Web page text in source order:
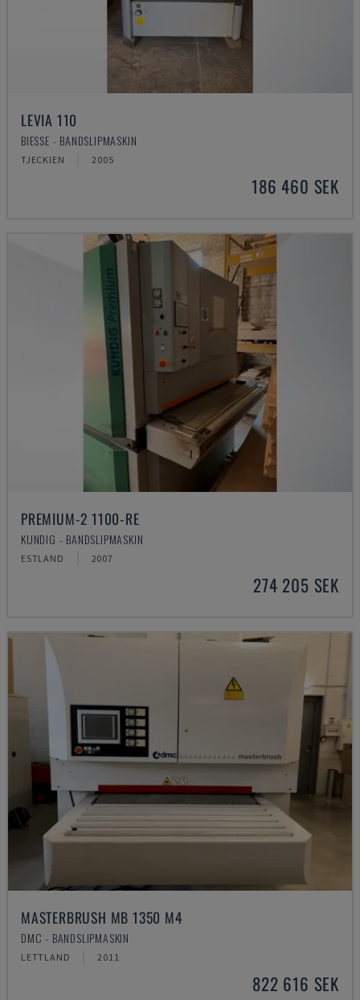
LEVIA 110
BIESSE - BANDSLIPMASKIN
TJECKIEN 2005
186 460 SEK
PREMIUM-2 1100-RE
KUNDIG - BANDSLIPMASKIN
ESTLAND 2007
274 205 SEK
MASTERBRUSH MB 1350 M4
DMC - BANDSLIPMASKIN
LETTLAND 2011
822 616 SEK